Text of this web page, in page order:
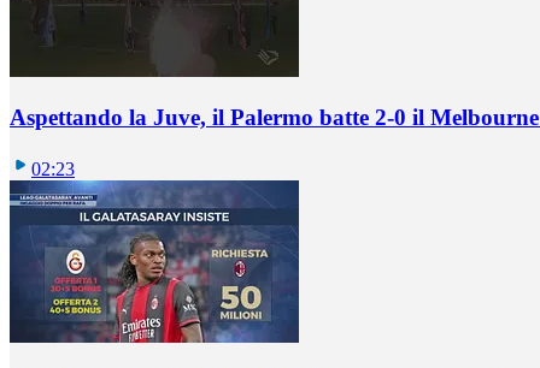
Aspettando la Juve, il Palermo batte 2-0 il
02:23